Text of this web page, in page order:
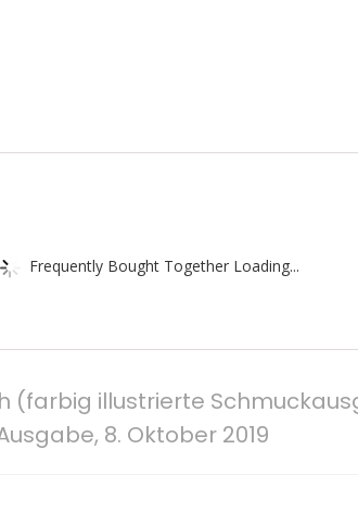
Frequently Bought Together Loading...
(farbig illustrierte
8. Oktober 2019